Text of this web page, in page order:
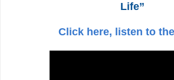
Life”
Click here, listen to